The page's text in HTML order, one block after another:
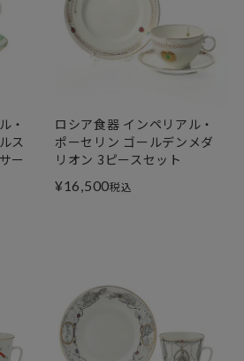
・
ス
ー
ロシア食器 インペリアル・
ポーセリン ゴールデンメダ
リオン 3ピースセット
¥16,500税込